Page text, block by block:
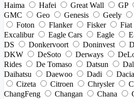
Haima
Hafei Great Wall GP
GMC
Geo Genesis Geely
Foton
Flanker Fisker Fiat
Excalibur
Eagle Cars Eagle
DS
Donkervoort Doninvest
DKW
DeSoto Derways
Rides
De Tomaso Datsun
Daihatsu
Daewoo Dadi Dacia
Cizeta
Citroen Chrysler
ChangFeng
Changan Chana